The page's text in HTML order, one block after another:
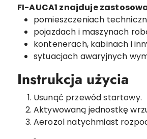
FI-AUCA1 znajduje
pomieszczeniach
pojazdach i maszynach
kontenerach, kabinach i
sytuacjach awaryjnych
Instrukcja użycia
Usunąć przewód startowy.
Aktywowaną jednostkę
Aerozol natychmiast